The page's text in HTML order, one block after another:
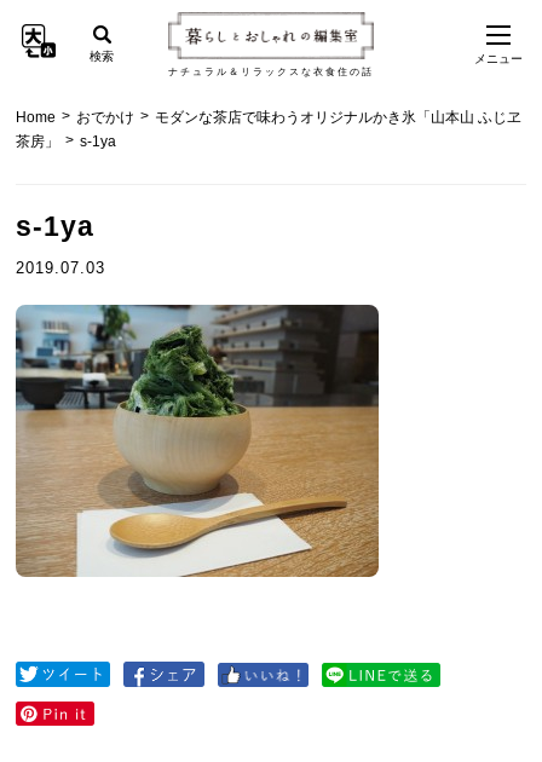
ナチュラル＆リラックスな衣食住の話
検索 メニュー
Home > おでかけ > モダンな茶店で味わうオリジナルかき氷「山本山 ふじヱ
茶房」
> s-1ya
s-1ya
2019.07.03